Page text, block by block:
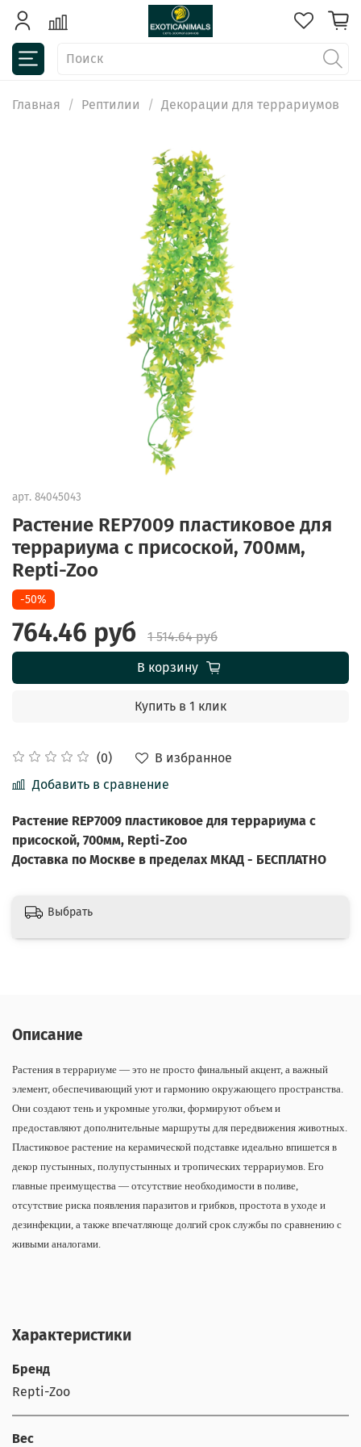
Главная Рептилии Декорации для террариумов
арт. 84045043
Растение REP7009 пластиковое для
террариума с присоской, 700мм,
Repti-Zoo
(0)
В избранное
Добавить в сравнение
-50%
764.46 руб
1 514.64 руб
В корзину
Купить в 1 клик
Растение REP7009 пластиковое для террариума с
присоской, 700мм, Repti-Zoo
Доставка по Москве в пределах МКАД - БЕСПЛАТНО
Выбрать
Описание
Растения в террариуме — это не просто финальный акцент, а важный
элемент, обеспечивающий уют и гармонию окружающего пространства.
Они создают тень и укромные уголки, формируют объем и
предоставляют дополнительные маршруты для передвижения животных.
Пластиковое растение на керамической подставке идеально впишется в
декор пустынных, полупустынных и тропических террариумов. Его
главные преимущества — отсутствие необходимости в поливе,
отсутствие риска появления паразитов и грибков, простота в уходе и
дезинфекции, а также впечатляюще долгий срок службы по сравнению с
живыми аналогами.
Характеристики
Бренд
Repti-Zoo
Вес